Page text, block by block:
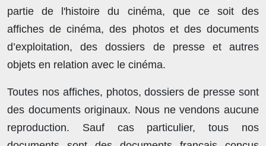
partie de l'histoire du cinéma, que ce soit des
affiches de cinéma, des photos et des documents
d’exploitation, des dossiers de presse et autres
objets en relation avec le cinéma.
Toutes nos affiches, photos, dossiers de presse sont
des documents originaux. Nous ne vendons aucune
reproduction. Sauf cas particulier, tous nos